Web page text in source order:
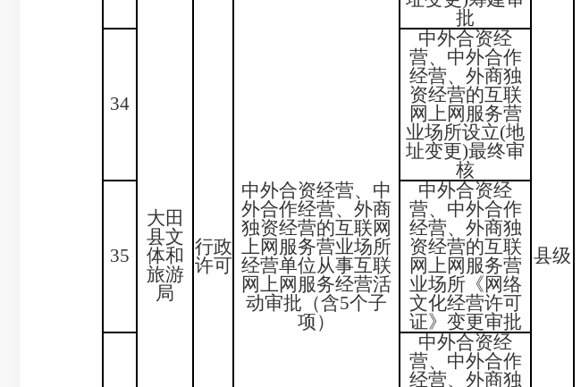
大田
县文
体和
旅游
局
行政
许可
中外合资经营、中
外合作经营、外商
独资经营的互联网
上网服务营业场所
经营单位从事互联
网上网服务经营活
动审批（含5个子
项）
批
县级
34
中外合资经
营、中外合作
经营、外商独
资经营的互联
网上网服务营
业场所设立(地
址变更)最终审
核
35
中外合资经
营、中外合作
经营、外商独
资经营的互联
网上网服务营
业场所《网络
文化经营许可
证》变更审批
中外合资经
营、中外合作
经营、外商独